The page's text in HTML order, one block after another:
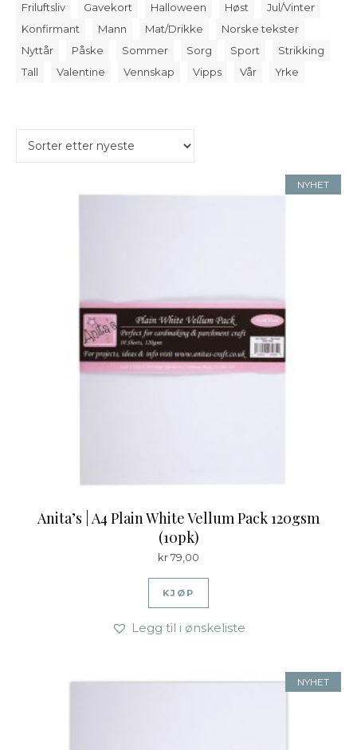
Friluftsliv
Gavekort Halloween Høst
Jul/Vinter
Konfirmant
Mann Mat/Drikke
Norske tekster
Nyttår
Påske Sommer Sorg Sport
Strikking
Tall
Valentine Vennskap Vipps Vår Yrke
NYHET
Anita’s | A4 Plain White Vellum Pack 120gsm
(10pk)
kr79,00
KJØP
Legg til i ønskeliste
NYHET